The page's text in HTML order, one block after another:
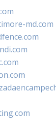
md.com